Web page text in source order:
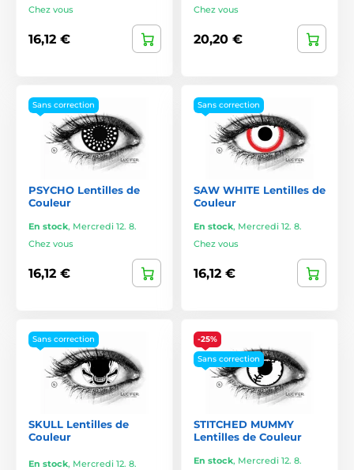
Chez vous
16,12 €
Chez vous
20,20 €
Sans correction
PSYCHO Lentilles de
Couleur
En stock, Mercredi 12. 8.
Chez vous
16,12 €
Sans correction
SAW WHITE Lentilles de
Couleur
En stock, Mercredi 12. 8.
Chez vous
16,12 €
Sans correction
SKULL Lentilles de
Couleur
En stock, Mercredi 12. 8.
-25%
Sans correction
STITCHED MUMMY
Lentilles de Couleur
En stock, Mercredi 12. 8.